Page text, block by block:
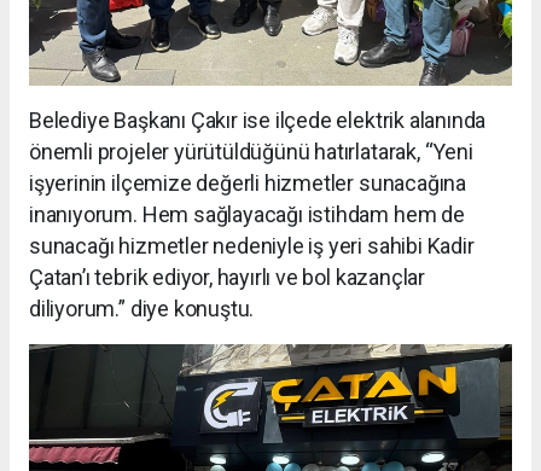
Belediye Başkanı Çakır ise ilçede elektrik alanında
önemli projeler yürütüldüğünü hatırlatarak, “Yeni
işyerinin ilçemize değerli hizmetler sunacağına
inanıyorum. Hem sağlayacağı istihdam hem de
sunacağı hizmetler nedeniyle iş yeri sahibi Kadir
Çatan’ı tebrik ediyor, hayırlı ve bol kazançlar
diliyorum.” diye konuştu.